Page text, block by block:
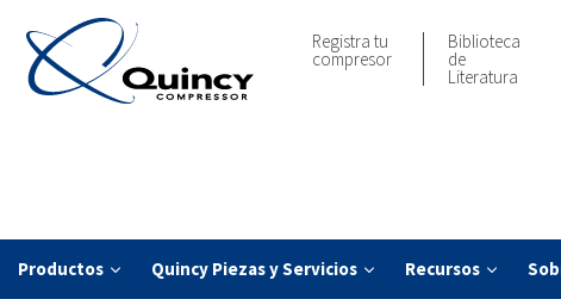
Registra tu
compresor
Biblioteca
de
Literatura
Productos Quincy Piezas y Servicios Recursos